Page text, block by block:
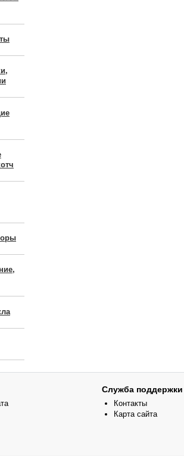
Служба поддержки
Контакты
Карта сайта